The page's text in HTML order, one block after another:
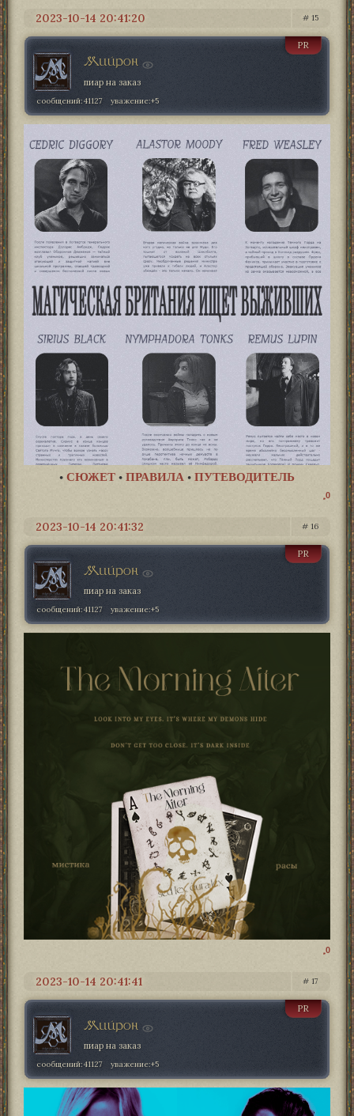
15
2023-10-14 20:41:20
Мийрон
PR
пиар на заказ
сообщений:41127 уважение:+5
•СЮЖЕТ•ПРАВИЛА•ПУТЕВОДИТЕЛЬ
0
16
2023-10-14 20:41:32
Мийрон
PR
пиар на заказ
сообщений:41127 уважение:+5
0
17
2023-10-14 20:41:41
Мийрон
PR
пиар на заказ
сообщений:41127 уважение:+5